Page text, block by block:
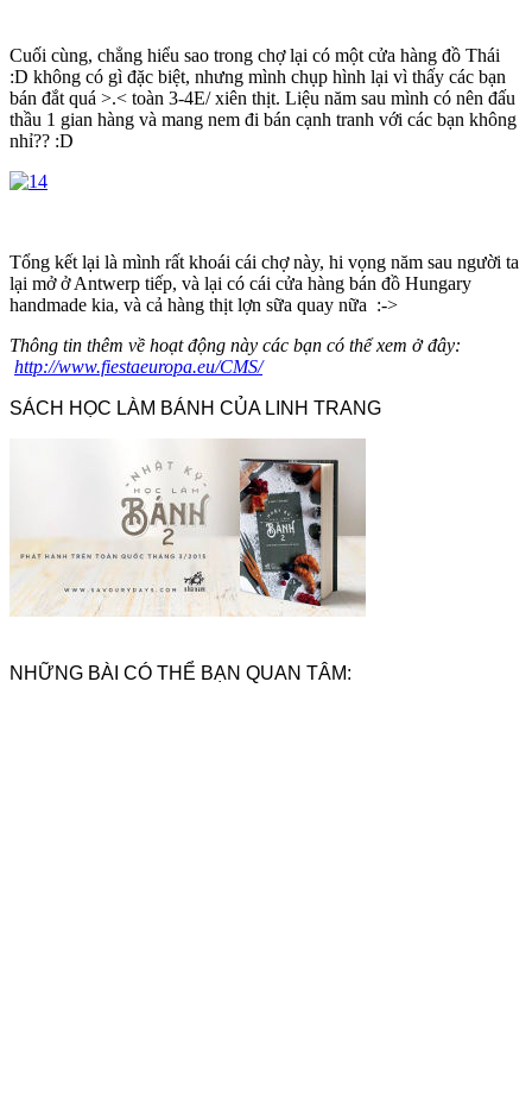
Cuối cùng, chẳng hiểu sao trong chợ lại có một cửa hàng đồ Thái
:D không có gì đặc biệt, nhưng mình chụp hình lại vì thấy các bạn
bán đắt quá >.< toàn 3-4E/ xiên thịt. Liệu năm sau mình có nên đấu
thầu 1 gian hàng và mang nem đi bán cạnh tranh với các bạn không
nhỉ?? :D
Tổng kết lại là mình rất khoái cái chợ này, hi vọng năm sau người ta
lại mở ở Antwerp tiếp, và lại có cái cửa hàng bán đồ Hungary
handmade kia, và cả hàng thịt lợn sữa quay nữa :->
Thông tin thêm về hoạt động này các bạn có thể xem ở đây:
http://www.fiestaeuropa.eu/CMS/
SÁCH HỌC LÀM BÁNH CỦA LINH TRANG
NHỮNG BÀI CÓ THỂ BẠN QUAN TÂM: